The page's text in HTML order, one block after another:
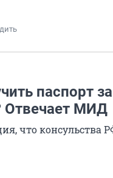
паспорт
Отвечает МИД
что консульства